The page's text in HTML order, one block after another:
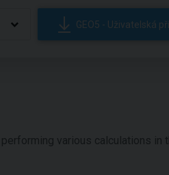
GEO5 - Uživatelská
various calculations in